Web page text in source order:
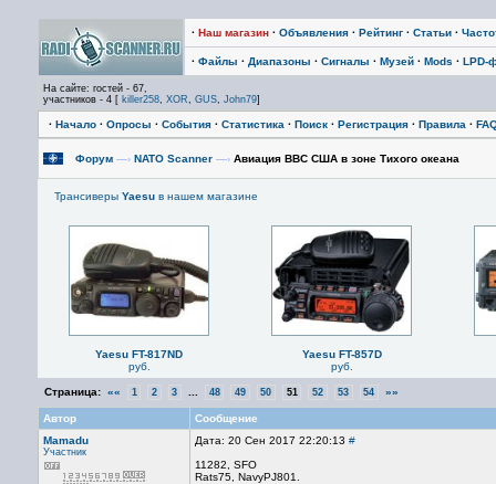
· Наш магазин · Объявления · Рейтинг · Статьи ·
· Файлы · Диапазоны · Сигналы · Музей · Mods · LPD-
На сайте: гостей - 67,
участников - 4 [ killer258, XOR, GUS, John79]
· Начало · Опросы · События · Статистика · Поиск · Регистрация · Правила ·
Форум —› NATO Scanner —› Авиация ВВС США в зоне Тихого океана
Трансиверы Yaesu в нашем магазине
Yaesu FT-817ND
руб.
Yaesu FT-857D
руб.
Страница: «« 1 2 3 48 49 50 51 52 53 54 »»
Автор
Сообщение
Mamadu
Участник
Дата: 20 Сен 2017 22:20:13 #
11282, SFO
Rats75, NavyPJ801.